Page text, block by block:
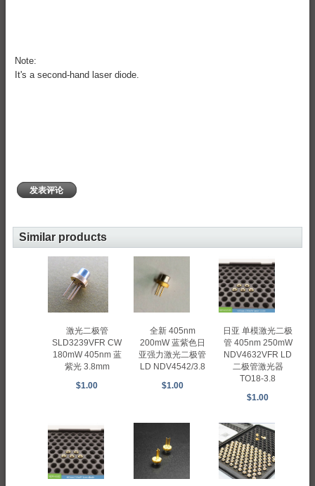
Note:
It's a second-hand laser diode.
发表评论
Similar products
激光二极管
SLD3239VFR CW
180mW 405nm 蓝
紫光 3.8mm
$1.00
全新 405nm
200mW 蓝紫色日
亚强力激光二极管
LD NDV4542/3.8
$1.00
日亚 单模激光二极
管 405nm 250mW
NDV4632VFR LD
二极管激光器
TO18-3.8
$1.00